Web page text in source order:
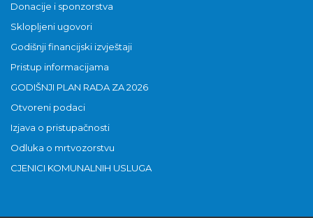
Donacije i sponzorstva
Sklopljeni ugovori
Godišnji financijski izvještaji
Pristup informacijama
GODIŠNJI PLAN RADA ZA 2026
Otvoreni podaci
Izjava o pristupačnosti
Odluka o mrtvozorstvu
CJENICI KOMUNALNIH USLUGA